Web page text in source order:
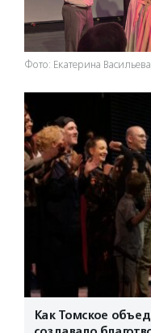
Фото: Екатерина
Как Томское